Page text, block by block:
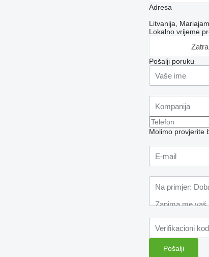
Adresa
Litvanija,
Lokalno vrijeme
Pošalji poruku
Molimo provjerite